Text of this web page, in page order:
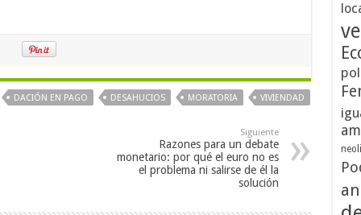
DACIÓN EN PAGO DESAHUCIOS MORATORIA VIVIENDAD
Siguiente
Razones para un debate
monetario: por qué el euro no es
el problema ni salirse de él la
solución